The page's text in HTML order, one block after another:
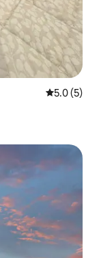
Penarafan
5.0 (5)